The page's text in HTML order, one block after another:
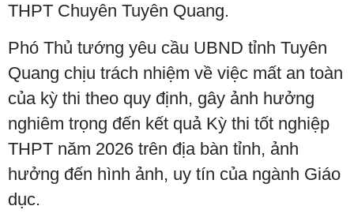
THPT Chuyên Tuyên Quang.
Phó Thủ tướng yêu cầu UBND tỉnh Tuyên
Quang chịu trách nhiệm về việc mất an toàn
của kỳ thi theo quy định, gây ảnh hưởng
nghiêm trọng đến kết quả Kỳ thi tốt nghiệp
THPT năm 2026 trên địa bàn tỉnh, ảnh
hưởng đến hình ảnh, uy tín của ngành Giáo
dục.